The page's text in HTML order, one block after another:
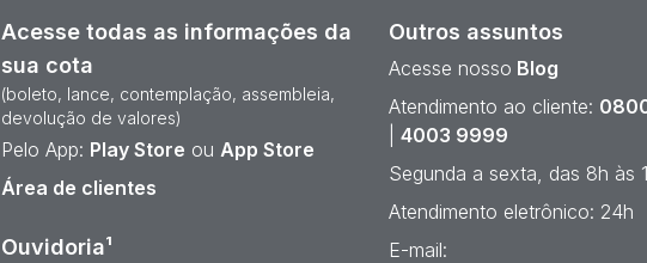
Acesse todas as informações da
sua cota
(boleto, lance, contemplação, assembleia,
devolução de valores)
Pelo App: Play Store ou App Store
Área de clientes
Ouvidoria¹
Outros assuntos
Acesse nosso Blog
Atendimento ao cliente:
4003 9999
Segunda a sexta, das 8h às
Atendimento eletrônico: 24h
E-mail: